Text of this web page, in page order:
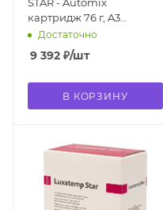
картридж 76 г, A3
арт.110908
Достаточно
9 392 ₽/шт
В КОРЗИНУ